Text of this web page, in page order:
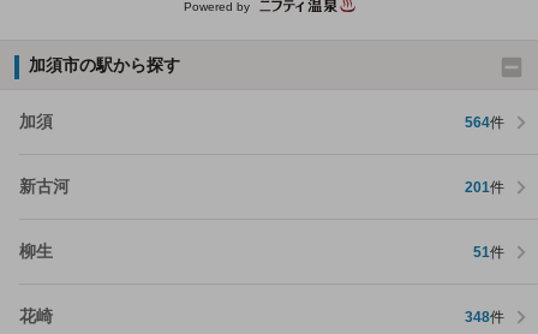
Powered by
加須市の駅から探す
加須 564件
新古河 201件
柳生 51件
花崎 348件